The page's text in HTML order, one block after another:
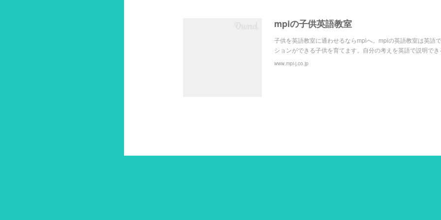
mpiの子供英語教室
子供を英語教室に通わせるならmpiへ。mpiの英語教室は英語
ションができる子供を育てます。自分の考えを英語で説明でき
www.mpi-j.co.jp